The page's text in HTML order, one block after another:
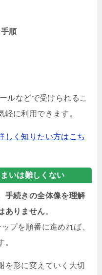
順
ルなどで受けられるこ
軽に利用できます。
しく知りたい方はこち
いは難しくない
手続きの全体像を理解
ありません。
プを順番に進めれば、
を形に変えていく大切